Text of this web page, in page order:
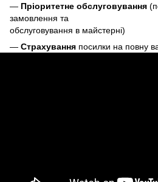
— Пріоритетне обслуговування
замовлення та
обслуговування в майстерні)
— Страхування посилки на повну